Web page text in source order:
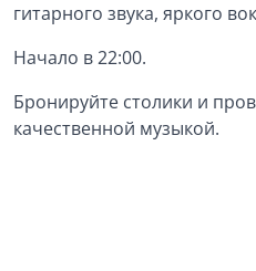
гитарного звука, яркого
Начало в 22:00.
Бронируйте столики и
качественной музыкой.